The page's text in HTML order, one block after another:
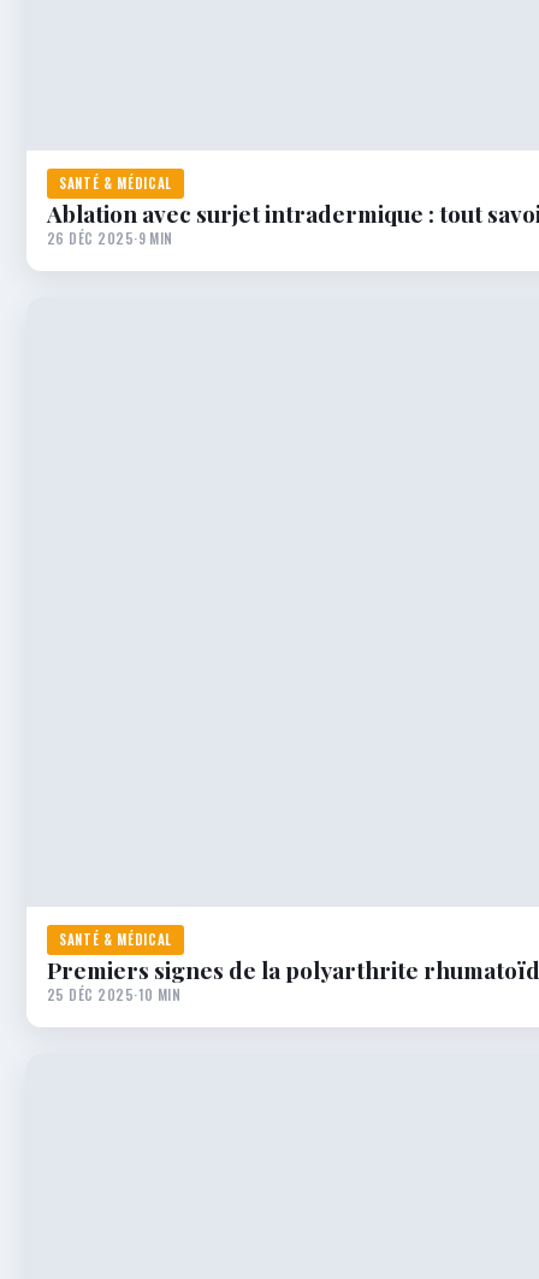
SANTÉ & MÉDICAL
Ablation avec surjet intradermique : tout
26 DÉC 2025·9 MIN
SANTÉ & MÉDICAL
Premiers signes de la polyarthrite
25 DÉC 2025·10 MIN